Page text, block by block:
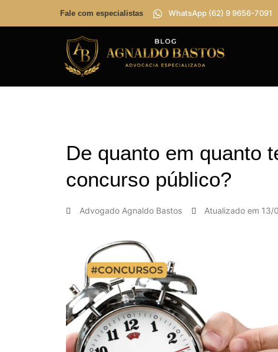
Fale com especialistas WhatsApp (62) 9 9656-7091
De quanto em quanto
concurso público?
AdvogadoAgnaldo Bastos Atualizado em 13/